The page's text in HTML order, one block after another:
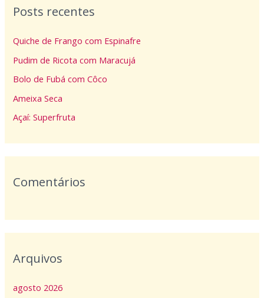
u
s
a
r
p
o
:
Posts recentes
Quiche de Frango com Espinafre
Pudim de Ricota com Maracujá
Bolo de Fubá com Côco
Ameixa Seca
Açaí: Superfruta
Comentários
Arquivos
agosto 2026